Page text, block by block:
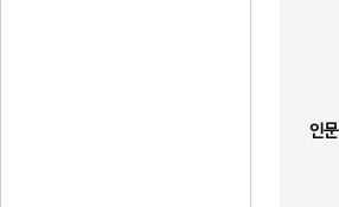
인문